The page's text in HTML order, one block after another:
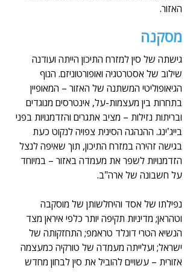
האזור.
מסקנה
גישתה של סין למזרח התיכון הייתה ועודנה
שילוב של אסטרטגיה ואופורטוניזם. הנוף
הגיאופוליטי המשתנה של האזור – המאופיין
בתחרות בין מעצמות-על, אינטרסים מנוגדים
ובריתות נזילות – מציב אתגרים והזדמנויות בפני
בייג'ינג. ההנהגה הסינית צפויה לנקוט כעת
בגישה זהירה במזרח התיכון, תוך שאיפה לנצל
הזדמנויות לשפר את מעמדה באזור – במיוחד
על חשבונה של ארה"ב.
נפילתו של אסד והיחלשותן של מוסקבה
וטהראן; מדיניות תקיפה יותר כלפי איראן מצד
הנשיא הטרי דונלד טראמפ; התחזקותה של
ישראל; ועלייתה מעמדה של טורקיה כמעצמה
אזורית – עשויים להוביל את סין לבחון מחדש